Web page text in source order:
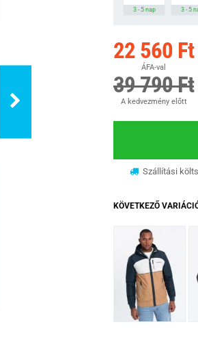
3 - 5 nap 3 - 5
22 560 Ft
ÁFA-val
39 790 Ft
A kedvezmény előtt
Szállítási
KÖVETKEZŐ